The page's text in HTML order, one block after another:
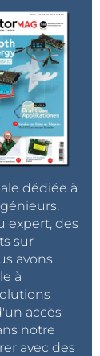
dédiée à
expert, des
sur
avons
à
accès
notre
avec des